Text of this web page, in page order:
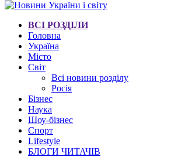
ВСІ РОЗДІЛИ
Головна
Україна
Місто
Світ
Всі новини розділу
Росія
Бізнес
Наука
Шоу-бізнес
Спорт
Lifestyle
БЛОГИ ЧИТАЧІВ